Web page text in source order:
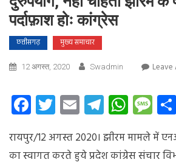
पर्दाफ़ाश होः कांग्रेस
छत्तीसगढ़ मुख्य समाचार
12 अगस्त, 2020 Swadmin Leave
Facebook
Twitter
EmailTelegram
रायपुर/12 अगस्त 2020। झीरम मामले में
का स्वागत करते हुये प्रदेश कांग्रेस संचार